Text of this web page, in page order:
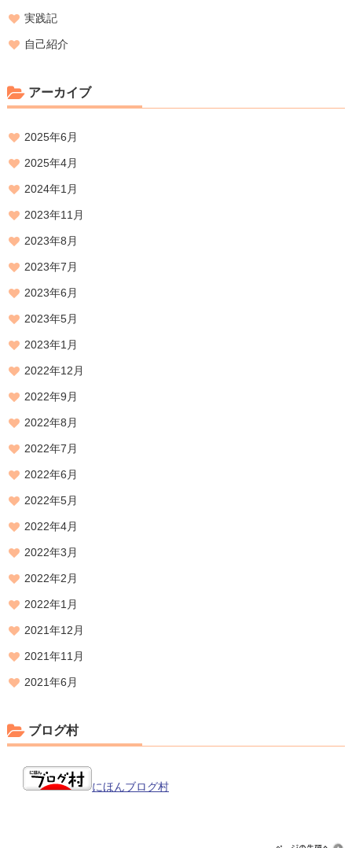
実践記
自己紹介
アーカイブ
2025年6月
2025年4月
2024年1月
2023年11月
2023年8月
2023年7月
2023年6月
2023年5月
2023年1月
2022年12月
2022年9月
2022年8月
2022年7月
2022年6月
2022年5月
2022年4月
2022年3月
2022年2月
2022年1月
2021年12月
2021年11月
2021年6月
ブログ村
にほんブログ村